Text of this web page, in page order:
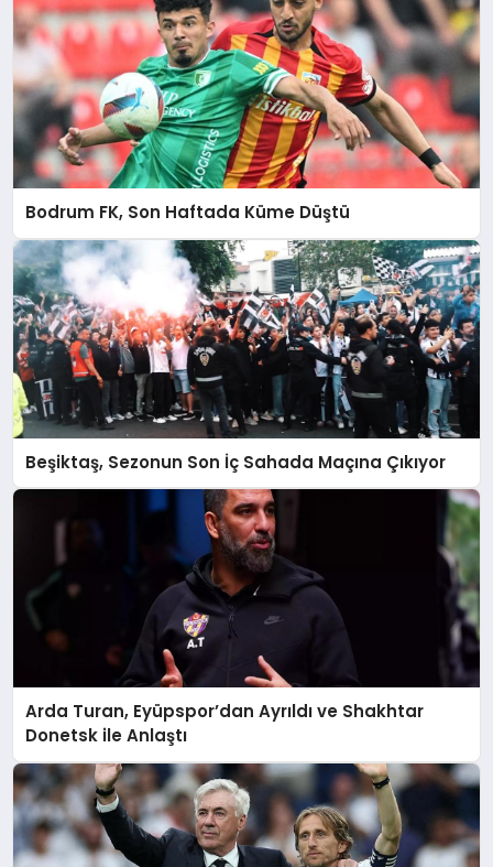
Bodrum FK, Son Haftada Küme Düştü
Beşiktaş, Sezonun Son İç Sahada Maçına Çıkıyor
Arda Turan, Eyüpspor’dan Ayrıldı ve Shakhtar
Donetsk ile Anlaştı